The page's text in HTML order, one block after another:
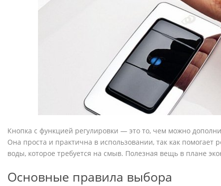
Кнопка с функцией регулировки — это то, чем можно
Она проста и практична в использовании, так как помогает
воды, которое требуется на смыв. Полезная вещь в плане
Основные правила выбора